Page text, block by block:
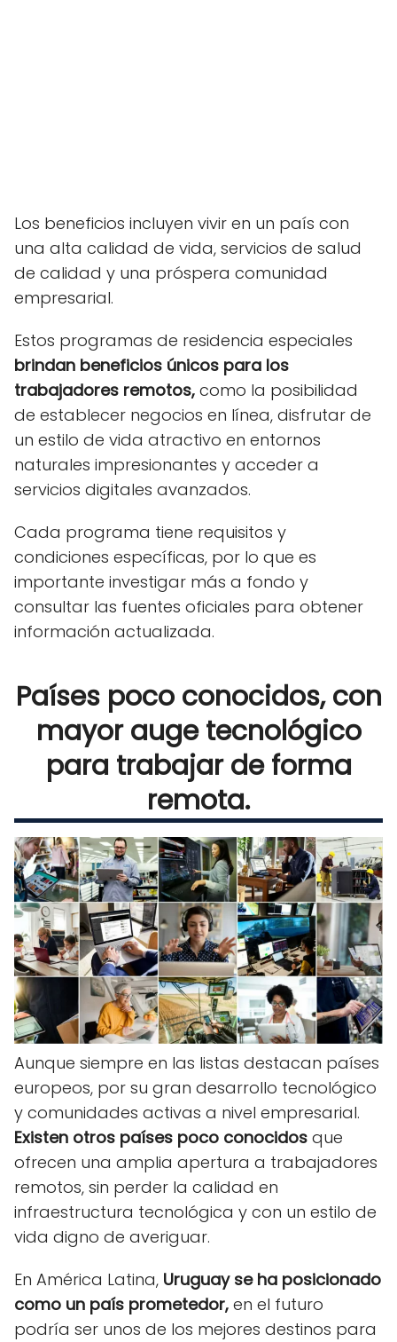
Los beneficios incluyen vivir en un país con
una alta calidad de vida, servicios de salud
de calidad y una próspera comunidad
empresarial.
Estos programas de residencia especiales
brindan beneficios únicos para los
trabajadores remotos, como la posibilidad
de establecer negocios en línea, disfrutar de
un estilo de vida atractivo en entornos
naturales impresionantes y acceder a
servicios digitales avanzados.
Cada programa tiene requisitos y
condiciones específicas, por lo que es
importante investigar más a fondo y
consultar las fuentes oficiales para obtener
información actualizada.
Países poco conocidos, con
mayor auge tecnológico
para trabajar de forma
remota.
Aunque siempre en las listas destacan países
europeos, por su gran desarrollo tecnológico
y comunidades activas a nivel empresarial.
Existen otros países poco conocidos que
ofrecen una amplia apertura a trabajadores
remotos, sin perder la calidad en
infraestructura tecnológica y con un estilo de
vida digno de averiguar.
En América Latina, Uruguay se ha posicionado
como un país prometedor, en el futuro
podría ser unos de los mejores destinos para